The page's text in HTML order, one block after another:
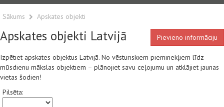
Sākums Apskates objekti
Apskates objekti Latvijā Pievieno informāciju
Izpētiet apskates objektus Latvijā. No vēsturiskiem pieminekļiem līdz
mūsdienu mākslas objektiem – plānojiet savu ceļojumu un atklājiet jaunas
vietas šodien!
Pilsēta: